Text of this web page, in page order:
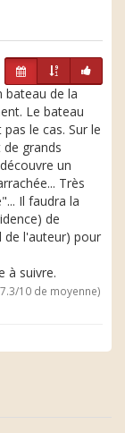
bateau de la
Le bateau
le cas. Sur le
grands
un
Très
Il faudra la
de
de l'auteur) pour
à suivre.
10 de moyenne)